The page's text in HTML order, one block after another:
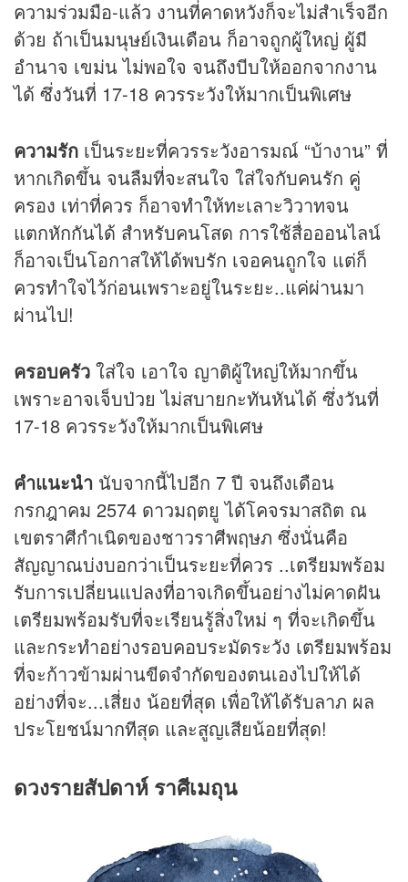
ความร่วมมือ-แล้ว งานที่คาดหวังก็จะไม่สำเร็จอีก
ด้วย ถ้าเป็นมนุษย์เงินเดือน ก็อาจถูกผู้ใหญ่ ผู้มี
อำนาจ เขม่น ไม่พอใจ จนถึงบีบให้ออกจากงาน
ได้ ซึ่งวันที่ 17-18 ควรระวังให้มากเป็นพิเศษ
ความรัก เป็นระยะที่ควรระวังอารมณ์ “บ้างาน” ที่
หากเกิดขึ้น จนลืมที่จะสนใจ ใส่ใจกับคนรัก คู่
ครอง เท่าที่ควร ก็อาจทำให้ทะเลาะวิวาทจน
แตกหักกันได้ สำหรับคนโสด การใช้สื่อออนไลน์
ก็อาจเป็นโอกาสให้ได้พบรัก เจอคนถูกใจ แต่ก็
ควรทำใจไว้ก่อนเพราะอยู่ในระยะ..แค่ผ่านมา
ผ่านไป!
ครอบครัว ใส่ใจ เอาใจ ญาติผู้ใหญ่ให้มากขึ้น
เพราะอาจเจ็บป่วย ไม่สบายกะทันหันได้ ซึ่งวันที่
17-18 ควรระวังให้มากเป็นพิเศษ
คำแนะนำ นับจากนี้ไปอีก 7 ปี จนถึงเดือน
กรกฎาคม 2574 ดาวมฤตยู ได้โคจรมาสถิต ณ
เขตราศีกำเนิดของชาวราศีพฤษภ ซึ่งนั่นคือ
สัญญาณบ่งบอกว่าเป็นระยะที่ควร ..เตรียมพร้อม
รับการเปลี่ยนแปลงที่อาจเกิดขึ้นอย่างไม่คาดฝัน
เตรียมพร้อมรับที่จะเรียนรู้สิ่งใหม่ ๆ ที่จะเกิดขึ้น
และกระทำอย่างรอบคอบระมัดระวัง เตรียมพร้อม
ที่จะก้าวข้ามผ่านขีดจำกัดของตนเองไปให้ได้
อย่างที่จะ...เสี่ยง น้อยที่สุด เพื่อให้ได้รับลาภ ผล
ประโยชน์มากทีสุด และสูญเสียน้อยที่สุด!
ดวงรายสัปดาห์ ราศีเมถุน